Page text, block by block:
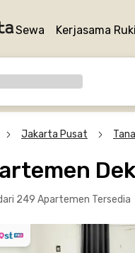
Sewa Kerjasama
Jakarta Pusat
249 Apartemen Tersedia